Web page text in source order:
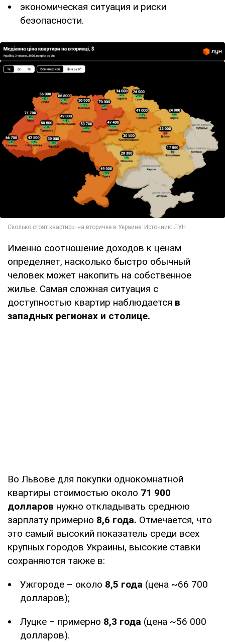
экономическая ситуация и риски
безопасности.
Именно соотношение доходов к ценам
определяет, насколько быстро обычный
человек может накопить на собственное
жилье. Самая сложная ситуация с
доступностью квартир наблюдается в
западных регионах и столице.
Во Львове для покупки однокомнатной
квартиры стоимостью около 71 900
долларов нужно откладывать среднюю
зарплату примерно 8,6 года. Отмечается, что
это самый высокий показатель среди всех
крупных городов Украины, высокие ставки
сохраняются также в:
Ужгороде – около 8,5 года (цена ~66 700
долларов);
Луцке – примерно 8,3 года (цена ~56 000
долларов).